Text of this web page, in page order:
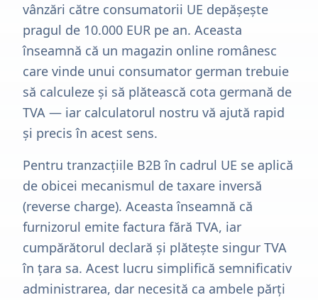
vânzări către consumatorii UE depășește
pragul de 10.000 EUR pe an. Aceasta
înseamnă că un magazin online românesc
care vinde unui consumator german trebuie
să calculeze și să plătească cota germană de
TVA — iar calculatorul nostru vă ajută rapid
și precis în acest sens.
Pentru tranzacțiile B2B în cadrul UE se aplică
de obicei mecanismul de taxare inversă
(reverse charge). Aceasta înseamnă că
furnizorul emite factura fără TVA, iar
cumpărătorul declară și plătește singur TVA
în țara sa. Acest lucru simplifică semnificativ
administrarea, dar necesită ca ambele părți